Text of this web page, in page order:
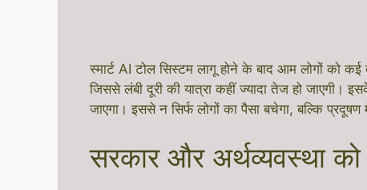
स्मार्ट AI टोल सिस्टम लागू होने के बाद आम लोगों को
जिससे लंबी दूरी की यात्रा कहीं ज्यादा तेज हो जाएगी।
जाएगा। इससे न सिर्फ लोगों का पैसा बचेगा, बल्कि
सरकार और अर्थव्यवस्था